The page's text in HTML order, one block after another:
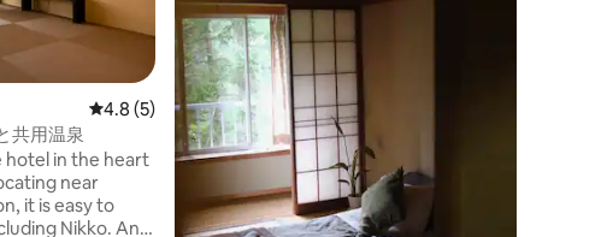
評価 レビュー5件、5つ星中4.8つ星の平均評価
4.8 (5)
共用温泉
hotel in the heart
near
it is easy to
Nikko. And,